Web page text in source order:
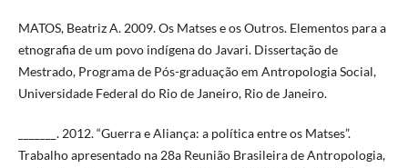
MATOS, Beatriz A. 2009. Os Matses e os Outros. Elementos para a
etnografia de um povo indígena do Javari. Dissertação de
Mestrado, Programa de Pós-graduação em Antropologia Social,
Universidade Federal do Rio de Janeiro, Rio de Janeiro.
_______. 2012. “Guerra e Aliança: a política entre os Matses”.
Trabalho apresentado na 28a Reunião Brasileira de Antropologia,